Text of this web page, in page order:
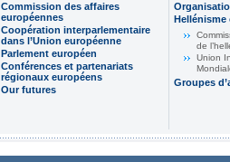
Commission des affaires
européennes
Coopération interparlementaire
dans l’Union européenne
Parlement européen
Conférences et partenariats
régionaux européens
Our futures
Hellénisme
de
Union
Groupes